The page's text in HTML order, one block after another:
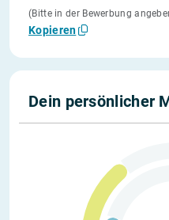
(Bitte in der Bewerbung
Kopieren
Dein persönlicher